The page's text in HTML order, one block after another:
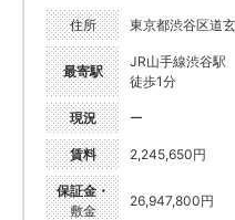
住所 東京都渋谷区道
最寄駅
JR山手線渋谷駅
徒歩1分
現況 ー
賃料 2,245,650円
保証金・
敷金
26,947,800円